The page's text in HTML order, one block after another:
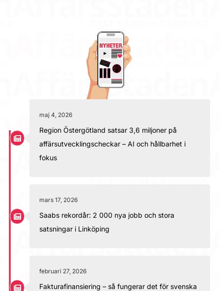
maj 4, 2026
Region Östergötland satsar 3,6 miljoner på
affärsutvecklingscheckar – AI och hållbarhet i
fokus
mars 17, 2026
Saabs rekordår: 2 000 nya jobb och stora
satsningar i Linköping
februari 27, 2026
Fakturafinansiering – så fungerar det för svenska